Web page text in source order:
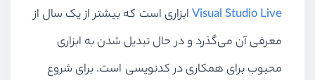
Visual Studio Liveابزاری است که بیشتر از یک سال از
معرفی آن می‌گذرد و در حال تبدیل شدن به ابزاری
محبوب برای همکاری در کدنویسی است. برای شروع